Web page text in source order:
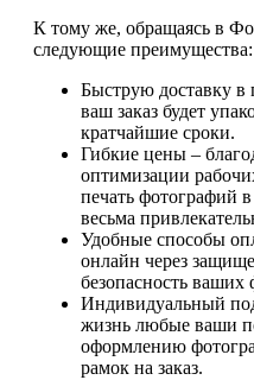
К тому же, обращаясь в
следующие преимущества:
Быструю доставку в
ваш заказ будет
кратчайшие сроки.
Гибкие цены –
оптимизации
печать фотографий
весьма
Удобные способы
онлайн через
безопасность
Индивидуальный
жизнь любые ваши
оформлению
рамок на заказ.